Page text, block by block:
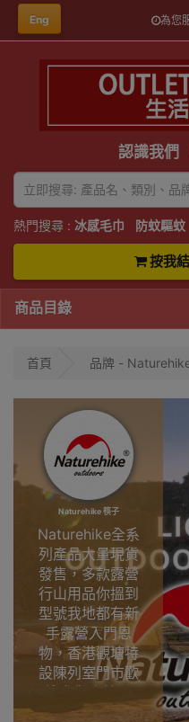
Eng 為您
認識我們
熱門搜尋 : 冰感毛巾 防蚊驅蚊
按我
商品目錄
首頁 品牌 -
Naturehike 筷子
Naturehike全系
列產品大量現貨
發售，多款露營
行山用品你搵到
型號我地都有新
手露營入門恩
物，香港觀塘特
設陳列室門市歡
迎參觀直接選
購。